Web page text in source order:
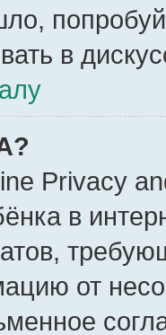
в
Privacy
в
от